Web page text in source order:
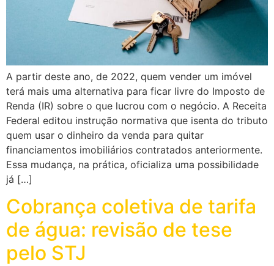
A partir deste ano, de 2022, quem vender um imóvel
terá mais uma alternativa para ficar livre do Imposto de
Renda (IR) sobre o que lucrou com o negócio. A Receita
Federal editou instrução normativa que isenta do tributo
quem usar o dinheiro da venda para quitar
financiamentos imobiliários contratados anteriormente.
Essa mudança, na prática, oficializa uma possibilidade
já […]
Cobrança coletiva de tarifa
de água: revisão de tese
pelo STJ